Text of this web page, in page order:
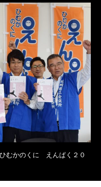
むかのくに えんぱく２０